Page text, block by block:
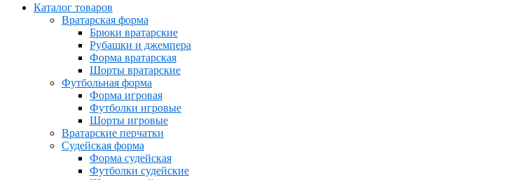
Каталог товаров
Вратарская форма
Брюки вратарские
Рубашки и джемпера
Форма вратарская
Шорты вратарские
Футбольная форма
Форма игровая
Футболки игровые
Шорты игровые
Вратарские перчатки
Судейская форма
Форма судейская
Футболки судейские